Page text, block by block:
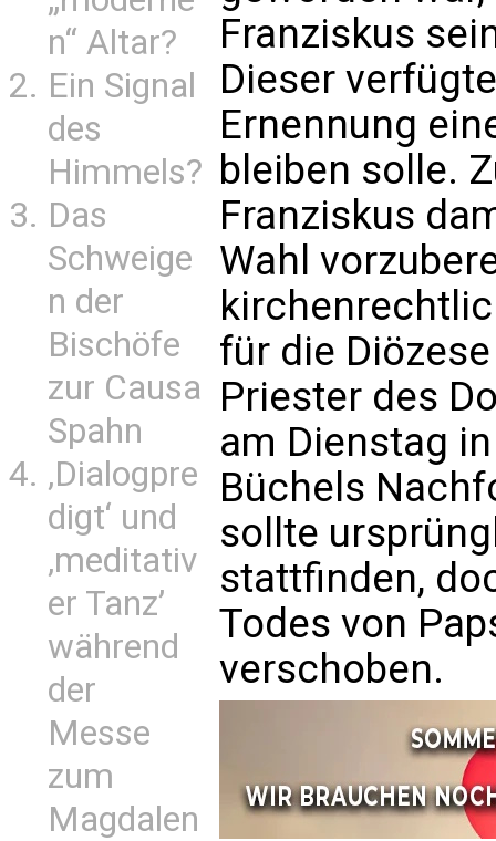
n“ Altar?
Ein Signal
des
Himmels?
Das
Schweige
n der
Bischöfe
zur Causa
Spahn
‚Dialogpre
digt‘ und
‚meditativ
er Tanz’
während
der
Messe
zum
Magdalen
Franziskus
Dieser
Ernennung
bleiben solle.
Franziskus
Wahl
für die
Priester des
am Dienstag
Büchels
sollte
stattfinden,
Todes von
verschoben.